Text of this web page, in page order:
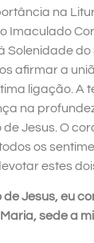
na
Imaculado
Solenidade
afirmar a
ligação. A
na
Jesus. O
os
estes
Jesus, eu
sede a